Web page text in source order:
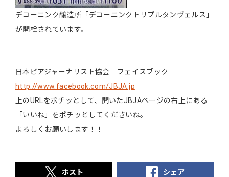
デコーニンク醸造所「デコーニンクトリプルタンヴェルス」
が開栓されています。
日本ビアジャーナリスト協会 フェイスブック
http://www.facebook.com/JBJA.jp
上のURLをポチッとして、開いたJBJAページの右上にある
「いいね」をポチッとしてくださいね。
よろしくお願いします！！
ポスト シェア